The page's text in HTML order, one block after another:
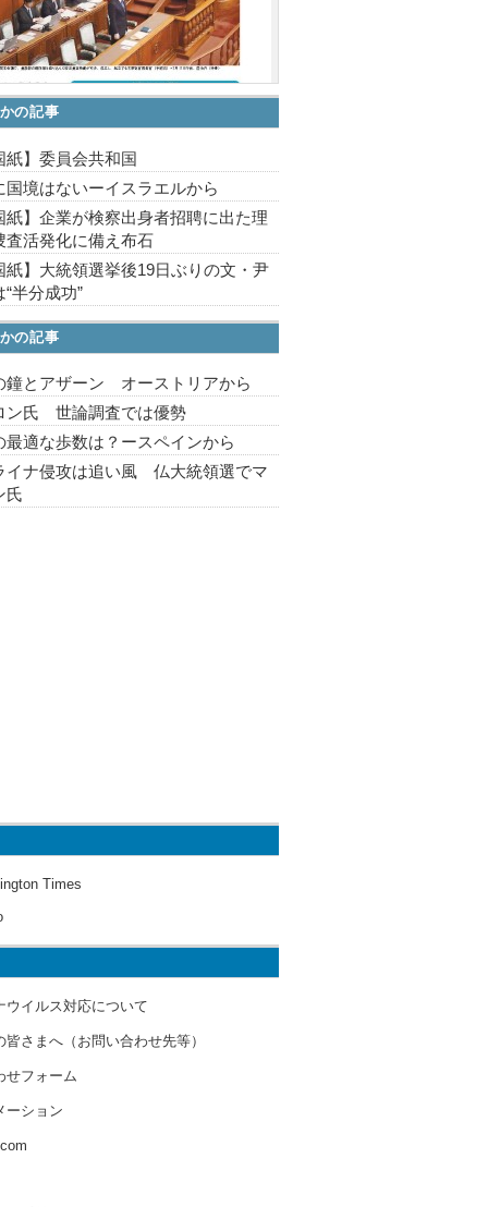
の記事
紙】委員会共和国
国境はないーイスラエルから
紙】企業が検察出身者招聘に出た理
活発化に備え布石
紙】大統領選挙後19日ぶりの文・尹
“半分成功”
の記事
鐘とアザーン オーストリアから
ン氏 世論調査では優勢
最適な歩数は？ースペインから
イナ侵攻は追い風 仏大統領選でマ
氏
Times
ウイルス対応について
皆さまへ（お問い合わせ先等）
せフォーム
ーション